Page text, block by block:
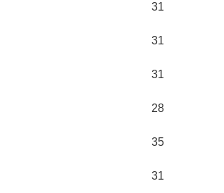
31
31
31
28
35
31